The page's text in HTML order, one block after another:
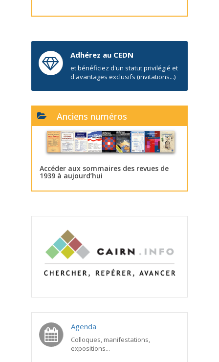
Adhérez au CEDN
et bénéficiez d'un statut privilégié et
d'avantages exclusifs (invitations...)
Anciens numéros
Accéder aux sommaires des revues de
1939 à aujourd’hui
Agenda
Colloques, manifestations,
expositions...